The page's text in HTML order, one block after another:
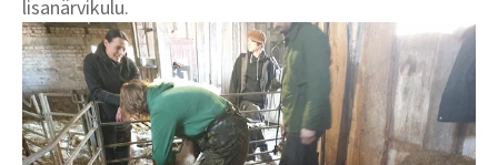
lisanärvikulu.